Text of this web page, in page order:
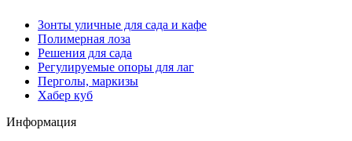
Зонты уличные для сада и кафе
Полимерная лоза
Решения для сада
Регулируемые опоры для лаг
Перголы, маркизы
Хабер куб
Информация